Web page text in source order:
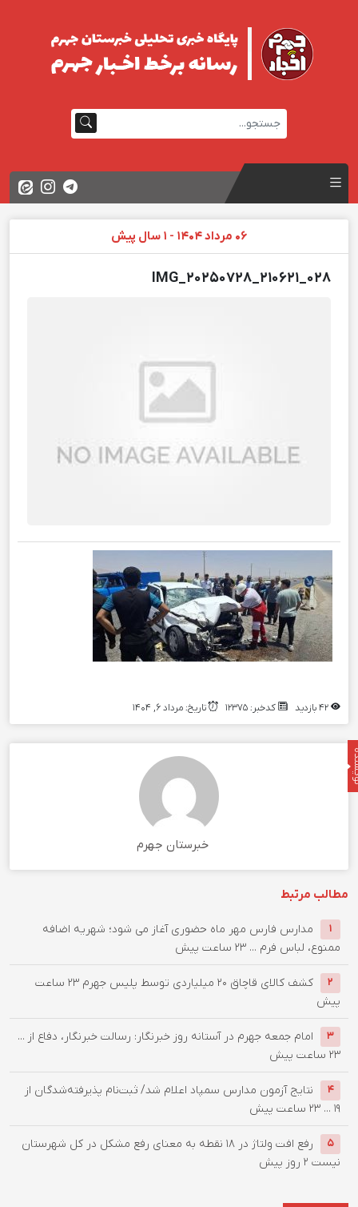
06 مرداد 1404 - 1 سال پیش
IMG_20250728_210621_028
کدخبر: 12375 تاریخ: مرداد 6, 1404
خبرستان جهرم
مطالب مرتبط
1
مدارس فارس مهر ماه حضوری آغاز می شود؛ شهریه اضافه
ممنوع، لباس فرم ... 23 ساعت پیش
2 کشف کالای قاچاق 20 میلیاردی توسط پلیس جهرم
23 ساعت
پیش
3
امام جمعه جهرم در آستانه روز خبرنگار: رسالت خبرنگار، دفاع از ...
23 ساعت پیش
4
نتایج آزمون مدارس سمپاد اعلام شد/ ثبت‌نام پذیرفته‌شدگان از
۱۹ ...
23 ساعت پیش
5
رفع افت ولتاژ در ۱۸ نقطه به معنای رفع مشکل در کل شهرستان
نیست 2 روز پیش